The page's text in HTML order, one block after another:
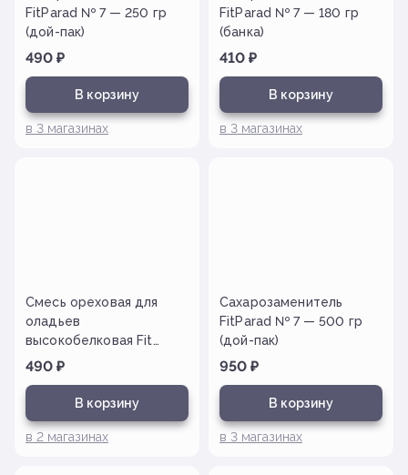
FitParad № 7 — 250 гр
(дой-пак)
490 ₽
В корзину
в 3 магазинах
FitParad № 7 — 180 гр
(банка)
410 ₽
В корзину
в 3 магазинах
Смесь ореховая для
оладьев
высокобелковая Fit
Active — 300 гр
490 ₽
В корзину
в 2 магазинах
Сахарозаменитель
FitParad № 7 — 500 гр
(дой-пак)
950 ₽
В корзину
в 3 магазинах